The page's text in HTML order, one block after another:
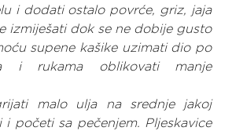
i dodati ostalo povrće, griz, jaja
izmiješati dok se ne dobije gusto
supene kašike uzimati dio po
i rukama oblikovati manje
malo ulja na srednje jakoj
i početi sa pečenjem. Pljeskavice